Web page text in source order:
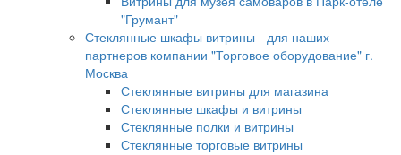
"Грумант"
Стеклянные шкафы витрины - для наших
партнеров компании "Торговое оборудование" г.
Москва
Стеклянные витрины для магазина
Стеклянные шкафы и витрины
Стеклянные полки и витрины
Стеклянные торговые витрины